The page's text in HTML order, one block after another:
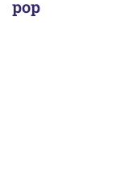
pop